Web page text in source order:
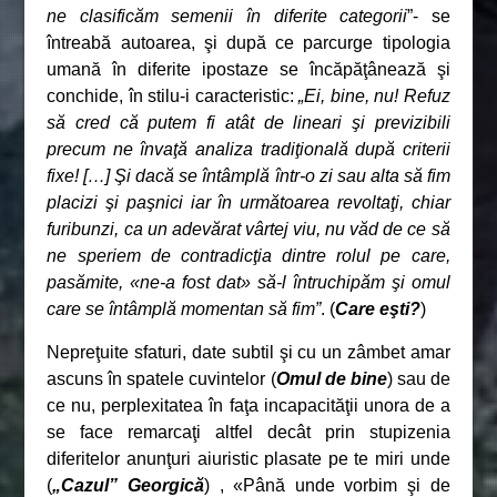
ne clasificăm semenii în diferite categorii”- se
întreabă autoarea, şi după ce parcurge tipologia
umană în diferite ipostaze se încăpăţânează şi
conchide, în stilu-i caracteristic:„Ei, bine, nu! Refuz
să cred că putem fi atât de lineari şi previzibili
precum ne învaţă analiza tradiţională după criterii
fixe! […] Şi dacă se întâmplă într-o zi sau alta să fim
placizi şi paşnici iar în următoarea revoltaţi, chiar
furibunzi, ca un adevărat vârtej viu, nu văd de ce să
ne speriem de contradicţia dintre rolul pe care,
pasămite, «ne-a fost dat» să-l întruchipăm şi omul
care se întâmplă momentan să fim”. (Care eşti?)
Nepreţuite sfaturi, date subtil şi cu un zâmbet amar
ascuns în spatele cuvintelor (Omul de bine) sau de
ce nu, perplexitatea în faţa incapacităţii unora de a
se face remarcaţi altfel decât prin stupizenia
diferitelor anunţuri aiuristic plasate pe te miri unde
(„Cazul” Georgică) , «Până unde vorbim şi de